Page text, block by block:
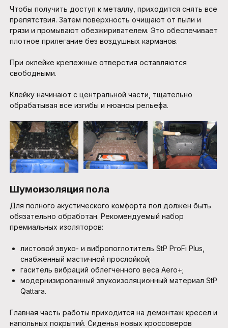
Чтобы получить доступ к металлу, приходится снять все
препятствия. Затем поверхность очищают от пыли и
грязи и промывают обезжиривателем. Это обеспечивает
плотное прилегание без воздушных карманов.
При оклейке крепежные отверстия оставляются
свободными.
Клейку начинают с центральной части, тщательно
обрабатывая все изгибы и нюансы рельефа.
Шумоизоляция пола
Для полного акустического комфорта пол должен быть
обязательно обработан. Рекомендуемый набор
премиальных изоляторов:
листовой звуко- и вибропоглотитель StP ProFi Plus,
снабженный мастичной прослойкой;
гаситель вибраций облегченного веса Aero+;
модернизированный звукоизоляционный материал StP
Qattara.
Главная часть работы приходится на демонтаж кресел и
напольных покрытий. Сиденья новых кроссоверов